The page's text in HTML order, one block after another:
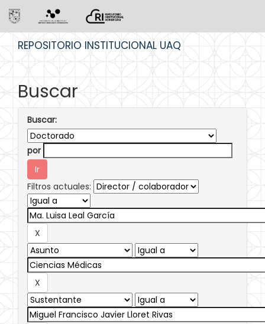
REPOSITORIO INSTITUCIONAL UAQ
Buscar
Buscar:
por
Filtros actuales: